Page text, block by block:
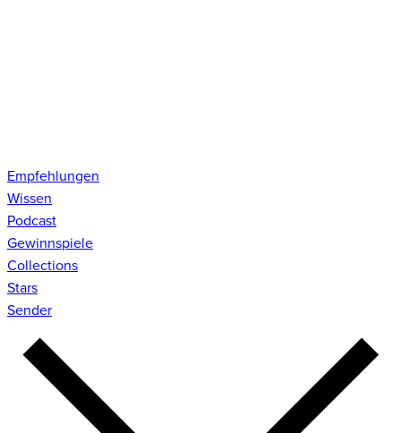
Empfehlungen
Wissen
Podcast
Gewinnspiele
Collections
Stars
Sender